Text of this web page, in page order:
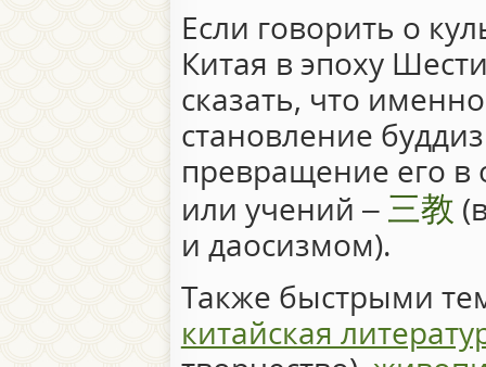
Если говорить о
Китая в эпоху
сказать, что
становление
превращение его в
или учений – 三教
и даосизмом).
Также быстрыми
китайская